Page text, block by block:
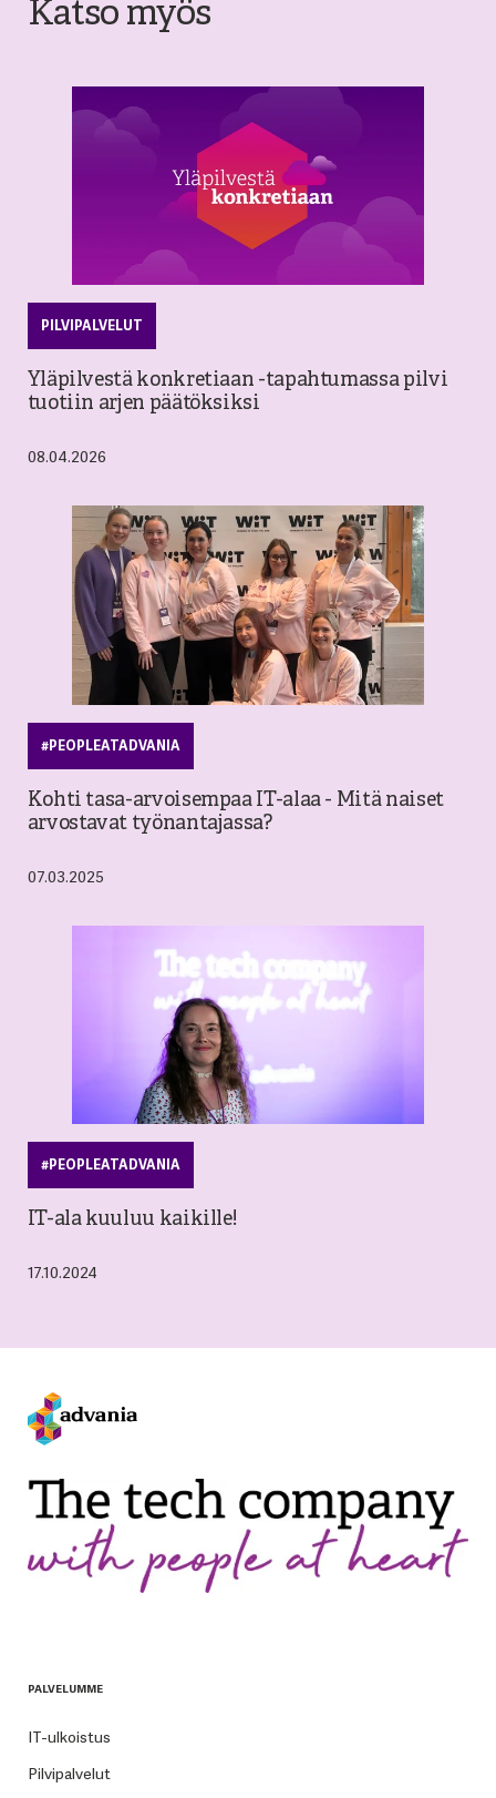
Katso myös
PILVIPALVELUT
Yläpilvestä konkretiaan -tapahtumassa pilvi
tuotiin arjen päätöksiksi
08.04.2026
#PEOPLEATADVANIA
Kohti tasa-arvoisempaa IT-alaa - Mitä naiset
arvostavat työnantajassa?
07.03.2025
#PEOPLEATADVANIA
IT-ala kuuluu kaikille!
17.10.2024
PALVELUMME
IT-ulkoistus
Pilvipalvelut